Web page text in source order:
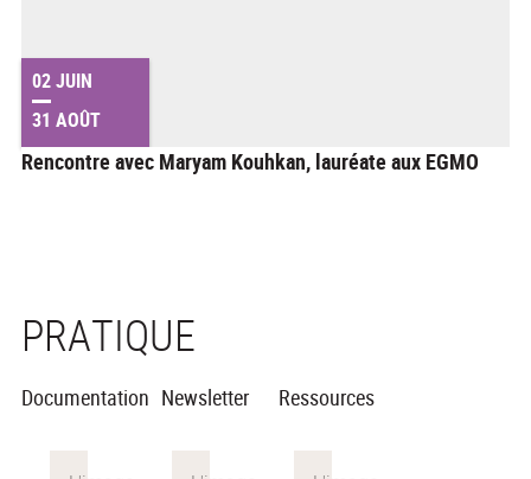
02 JUIN
31 AOÛT
Rencontre avec Maryam Kouhkan, lauréate aux EGMO
PRATIQUE
Documentation Newsletter Ressources